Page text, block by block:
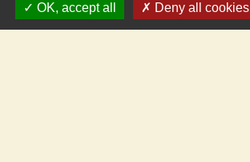
Maison de retraite de Villecante
OK, accept all
Deny all cookies